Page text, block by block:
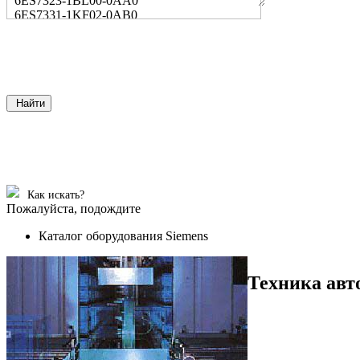
6ES7331-1KF02-0AB0
Найти
Как искать?
Пожалуйста, подождите
Каталог оборудования Siemens
Техника